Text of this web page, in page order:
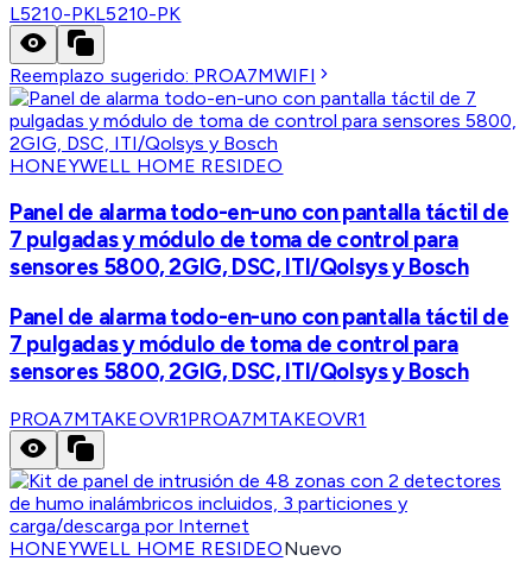
L5210-PKL5210-PK
Reemplazo sugerido: PROA7MWIFI
HONEYWELL HOME RESIDEO
Panel de alarma todo-en-uno con pantalla táctil de
7 pulgadas y módulo de toma de control para
sensores 5800, 2GIG, DSC, ITI/Qolsys y Bosch
Panel de alarma todo-en-uno con pantalla táctil de
7 pulgadas y módulo de toma de control para
sensores 5800, 2GIG, DSC, ITI/Qolsys y Bosch
PROA7MTAKEOVR1PROA7MTAKEOVR1
HONEYWELL HOME RESIDEONuevo